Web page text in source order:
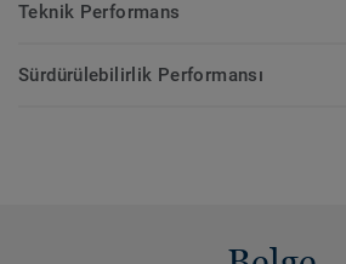
Teknik Performans
Sürdürülebilirlik Performansı